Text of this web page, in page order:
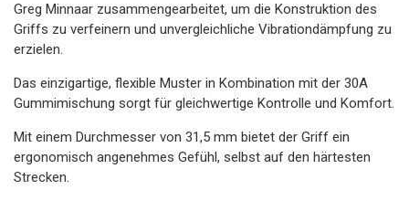
Greg Minnaar zusammengearbeitet, um die Konstruktion des
Griffs zu verfeinern und unvergleichliche Vibrationdämpfung zu
erzielen.
Das einzigartige, flexible Muster in Kombination mit der 30A
Gummimischung sorgt für gleichwertige Kontrolle und Komfort.
Mit einem Durchmesser von 31,5 mm bietet der Griff ein
ergonomisch angenehmes Gefühl, selbst auf den härtesten
Strecken.